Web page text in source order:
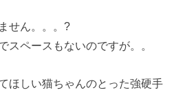
せん。。。?
スペースもないのですが。。
ほしい猫ちゃんのとった強硬手